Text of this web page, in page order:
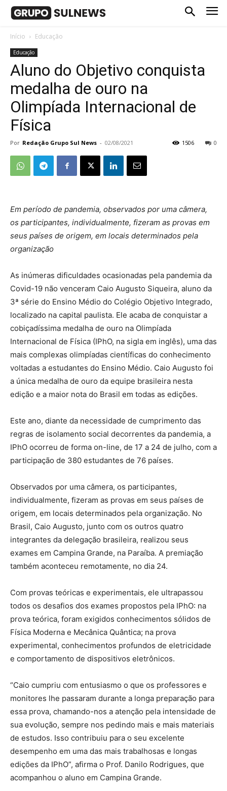
Início Educação
Educação
Aluno do Objetivo conquista
medalha de ouro na
Olimpíada Internacional de
Física
Por Redação Grupo Sul News - 02/08/2021 0
1506
Em período de pandemia, observados por uma câmera,
os participantes, individualmente, fizeram as provas em
seus países de origem, em locais determinados pela
organização
As inúmeras dificuldades ocasionadas pela pandemia da
Covid-19 não venceram Caio Augusto Siqueira, aluno da
3ª série do Ensino Médio do Colégio Objetivo Integrado,
localizado na capital paulista. Ele acaba de conquistar a
cobiçadíssima medalha de ouro na Olimpíada
Internacional de Física (IPhO, na sigla em inglês), uma das
mais complexas olimpíadas científicas do conhecimento
voltadas a estudantes do Ensino Médio. Caio Augusto foi
a única medalha de ouro da equipe brasileira nesta
edição e a maior nota do Brasil em todas as edições.
Este ano, diante da necessidade de cumprimento das
regras de isolamento social decorrentes da pandemia, a
IPhO ocorreu de forma on-line, de 17 a 24 de julho, com a
participação de 380 estudantes de 76 países.
Observados por uma câmera, os participantes,
individualmente, fizeram as provas em seus países de
origem, em locais determinados pela organização. No
Brasil, Caio Augusto, junto com os outros quatro
integrantes da delegação brasileira, realizou seus
exames em Campina Grande, na Paraíba. A premiação
também aconteceu remotamente, no dia 24.
Com provas teóricas e experimentais, ele ultrapassou
todos os desafios dos exames propostos pela IPhO: na
prova teórica, foram exigidos conhecimentos sólidos de
Física Moderna e Mecânica Quântica; na prova
experimental, conhecimentos profundos de eletricidade
e comportamento de dispositivos eletrônicos.
“Caio cumpriu com entusiasmo o que os professores e
monitores lhe passaram durante a longa preparação para
essa prova, chamando-nos a atenção pela intensidade de
sua evolução, sempre nos pedindo mais e mais materiais
de estudos. Isso contribuiu para o seu excelente
desempenho em uma das mais trabalhosas e longas
edições da IPhO”, afirma o Prof. Danilo Rodrigues, que
acompanhou o aluno em Campina Grande.